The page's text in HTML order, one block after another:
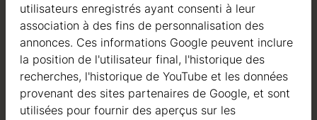
Qualité
Nous sommes actifs dans le domaine de la fabrication
de structures en bois depuis 2004. Au cours de ces
utilisateurs enregistrés ayant consenti à leur
association à des fins de personnalisation des
annonces. Ces informations Google peuvent inclure
la position de l'utilisateur final, l'historique des
recherches, l'historique de YouTube et les données
provenant des sites partenaires de Google, et sont
utilisées pour fournir des aperçus sur les